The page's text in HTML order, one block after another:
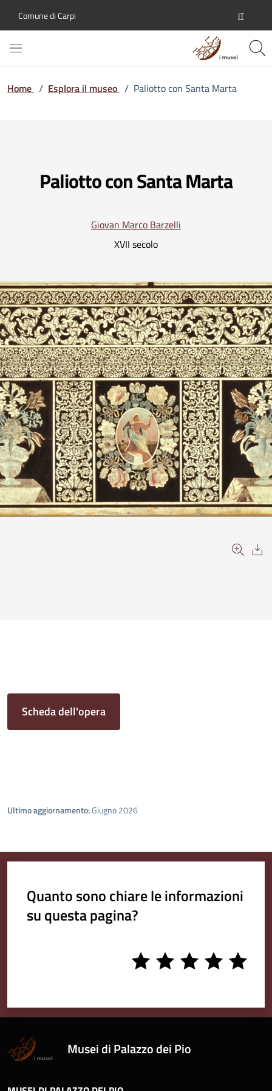
Comune di Carpi IT
Home / Esplora il museo / Paliotto con Santa Marta
Paliotto con Santa Marta
Giovan Marco Barzelli
XVII secolo
Scheda dell'opera
Ultimo aggiornamento:Giugno 2026
Quanto sono chiare le informazioni
su questa pagina?
5
stars
4
stars
3
stars
2
stars
1
stars
Musei di Palazzo dei Pio